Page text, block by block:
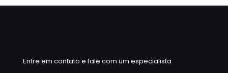
Entre em contato e fale com um especialista